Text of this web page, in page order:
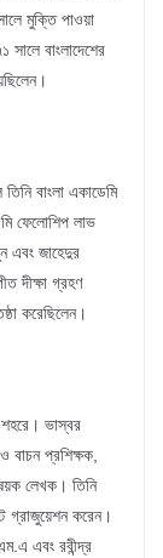
মুক্তি পাওয়া
বাংলাদেশের
বাংলা একাডেমি
ফেলোশিপ লাভ
এবং জাহেদুর
দীক্ষা গ্রহণ
করেছিলেন।
শহরে। ভাস্বর
বাচন প্রশিক্ষক,
লেখক। তিনি
গ্রাজুয়েশন করেন।
এবং রবীন্দ্র